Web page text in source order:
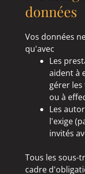
données
Vos données
qu'avec
Les
aident à
gérer
ou à
Les
l'exige
invités
Tous les sous-
cadre